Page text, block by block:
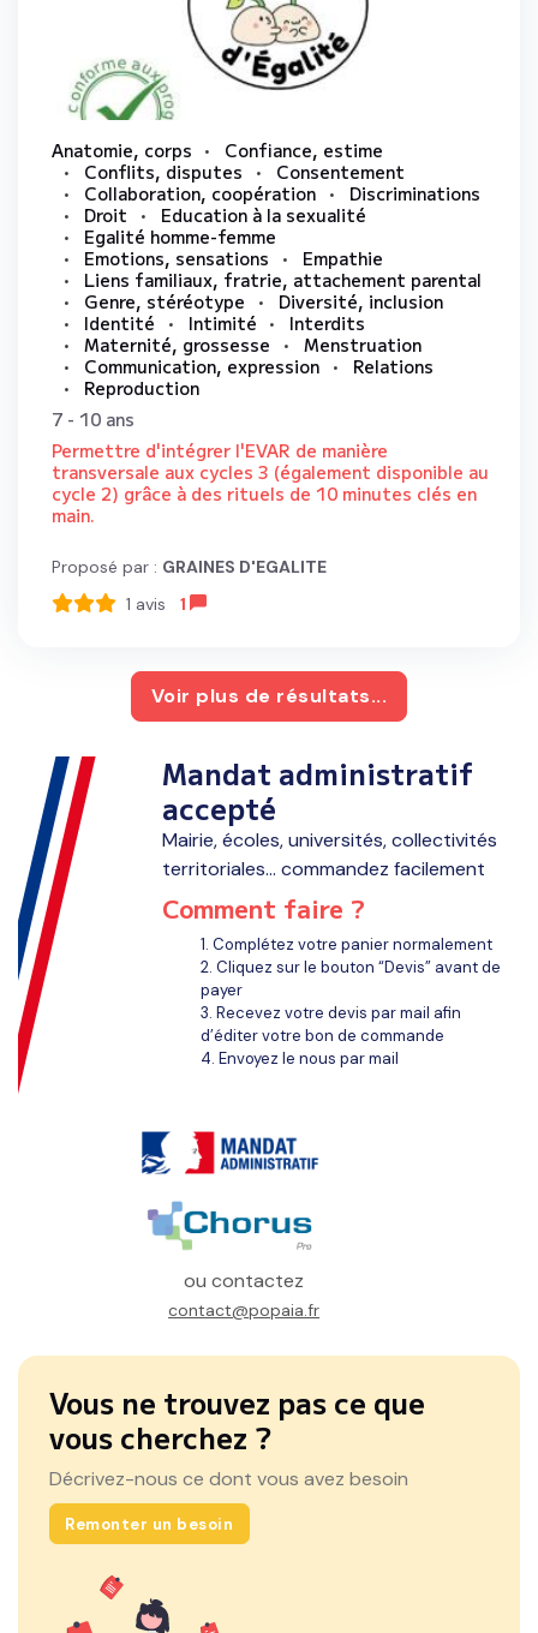
Anatomie, corps
Confiance, estime
Conflits, disputes
Consentement
Collaboration, coopération
Discriminations
Droit
Education à la sexualité
Egalité homme-femme
Emotions, sensations
Empathie
Liens familiaux, fratrie, attachement parental
Genre, stéréotype
Diversité, inclusion
Identité
Intimité
Interdits
Maternité, grossesse
Menstruation
Communication, expression
Relations
Reproduction
7 - 10 ans
Permettre d'intégrer l'EVAR de manière
transversale aux cycles 3 (également disponible au
cycle 2) grâce à des rituels de 10 minutes clés en
main.
Proposé par : GRAINES D'EGALITE
1 avis 1
Voir plus de résultats...
Mandat administratif
accepté
Mairie, écoles, universités, collectivités
territoriales... commandez facilement
Comment faire ?
1. Complétez votre panier normalement
2. Cliquez sur le bouton “Devis” avant de
payer
3. Recevez votre devis par mail afin
d’éditer votre bon de commande
4. Envoyez le nous par mail
ou contactez
contact@popaia.fr
Vous ne trouvez pas ce que
vous cherchez ?
Décrivez-nous ce dont vous avez besoin
Remonter un besoin